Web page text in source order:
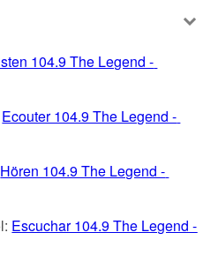
104.9 The Legend -
Ecouter 104.9 The Legend -
Hören 104.9 The Legend -
Escuchar 104.9 The Legend -